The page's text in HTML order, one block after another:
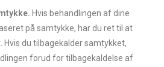
Hvis behandlingen af dine
på samtykke, har du ret til at
du tilbagekalder samtykket,
forud for tilbagekaldelse af